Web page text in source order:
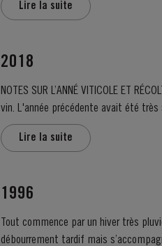
Lire la suite
2018
NOTES SUR L’ANNÉ VITICOLE ET RÉCOLTE DE 2018 Le cycle viticole 2018 était inhabituel et a eu
vin. L'année précédente avait été très
Lire la suite
1996
Tout commence par un hiver très
débourrement tardif mais s’accompagnant d’une belle